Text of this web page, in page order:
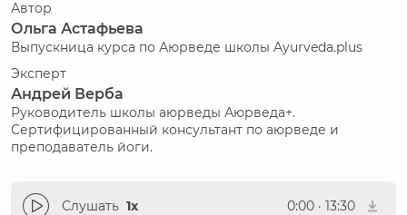
Автор
Ольга Астафьева
Выпускница курса по Аюрведе школы Ayurveda.plus
Эксперт
Андрей Верба
Руководитель школы аюрведы Аюрведа+.
Сертифицированный консультант по аюрведе и
преподаватель йоги.
Слушать 1x 0:00 · 13:30